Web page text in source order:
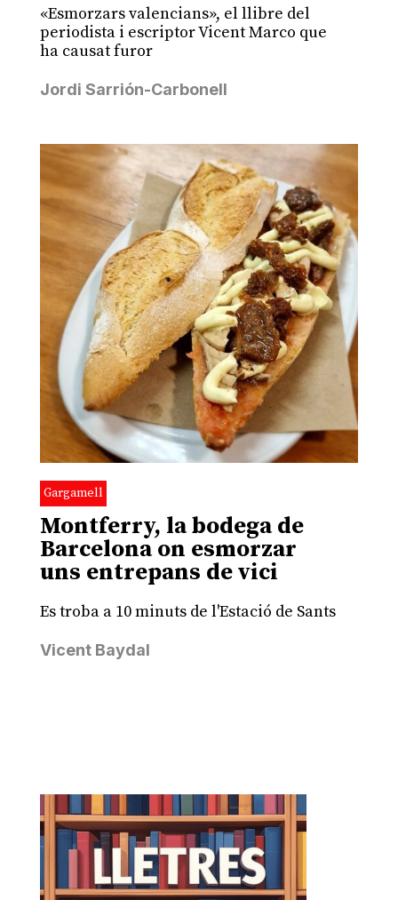
«Esmorzars valencians», el llibre del
periodista i escriptor Vicent Marco que
ha causat furor
Jordi Sarrión-Carbonell
Gargamell
Montferry, la bodega de
Barcelona on esmorzar
uns entrepans de vici
Es troba a 10 minuts de l'Estació de Sants
Vicent Baydal